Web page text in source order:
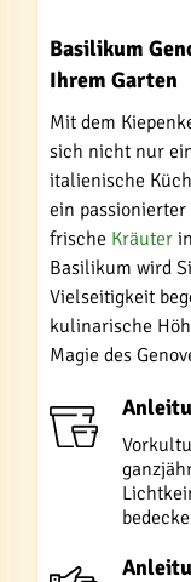
Basilikum
Ihrem Garten
Mit dem
sich nicht nur
italienische
ein
frische Kräuter
Basilikum wird
Vielseitigkeit
kulinarische
Magie des